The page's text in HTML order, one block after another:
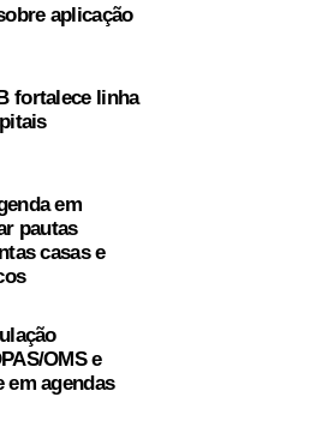
aplicação
fortalece linha
em
pautas
casas e
OMS e
em agendas